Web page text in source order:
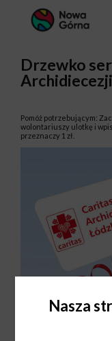
Drzewko
Pomóż potrzebującym:
wolontariuszy ulotkę i
przeznaczy 1 zł.
Nasza